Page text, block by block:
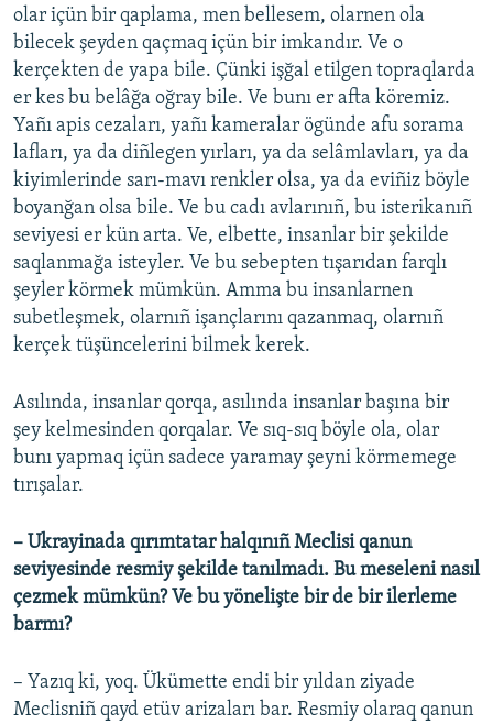
olar içün bir qaplama, men bellesem, olarnen ola
bilecek şeyden qaçmaq içün bir imkandır. Ve o
kerçekten de yapa bile. Çünki işğal etilgen topraqlarda
er kes bu belâğa oğray bile. Ve bunı er afta köremiz.
Yañı apis cezaları, yañı kameralar ögünde afu sorama
lafları, ya da diñlegen yırları, ya da selâmlavları, ya da
kiyimlerinde sarı-mavı renkler olsa, ya da eviñiz böyle
boyanğan olsa bile. Ve bu cadı avlarınıñ, bu isterikanıñ
seviyesi er kün arta. Ve, elbette, insanlar bir şekilde
saqlanmağa isteyler. Ve bu sebepten tışarıdan farqlı
şeyler körmek mümkün. Amma bu insanlarnen
subetleşmek, olarnıñ işançlarını qazanmaq, olarnıñ
kerçek tüşüncelerini bilmek kerek.
Asılında, insanlar qorqa, asılında insanlar başına bir
şey kelmesinden qorqalar. Ve sıq-sıq böyle ola, olar
bunı yapmaq içün sadece yaramay şeyni körmemege
tırışalar.
– Ukrayinada qırımtatar halqınıñ Meclisi qanun
seviyesinde resmiy şekilde tanılmadı. Bu meseleni nasıl
çezmek mümkün? Ve bu yönelişte bir de bir ilerleme
barmı?
– Yazıq ki, yoq. Ükümette endi bir yıldan ziyade
Meclisniñ qayd etüv arizaları bar. Resmiy olaraq qanun